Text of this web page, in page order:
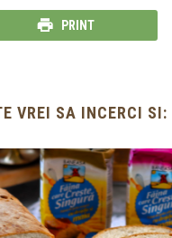
PRINT
VREI SA INCERCI SI: